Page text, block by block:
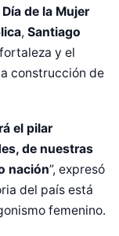
Día de la Mujer
, Santiago
y el
construcción de
el pilar
de nuestras
nación”, expresó
del país está
femenino.